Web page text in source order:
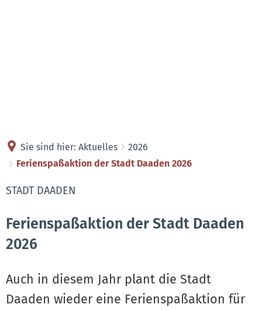
Sie sind hier: Aktuelles
2026
Ferienspaßaktion der Stadt Daaden 2026
STADT DAADEN
Ferienspaßaktion der Stadt Daaden
2026
Auch in diesem Jahr plant die Stadt
Daaden wieder eine Ferienspaßaktion für